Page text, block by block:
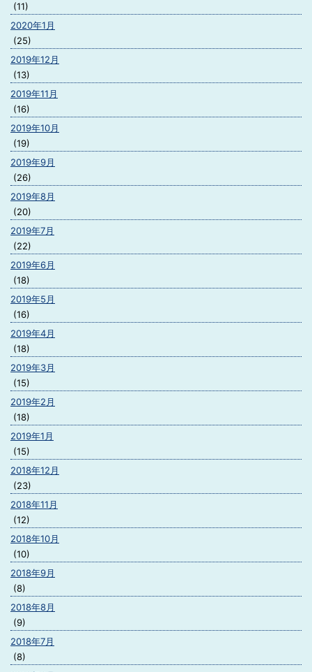
(11)
2020年1月
(25)
2019年12月
(13)
2019年11月
(16)
2019年10月
(19)
2019年9月
(26)
2019年8月
(20)
2019年7月
(22)
2019年6月
(18)
2019年5月
(16)
2019年4月
(18)
2019年3月
(15)
2019年2月
(18)
2019年1月
(15)
2018年12月
(23)
2018年11月
(12)
2018年10月
(10)
2018年9月
(8)
2018年8月
(9)
2018年7月
(8)